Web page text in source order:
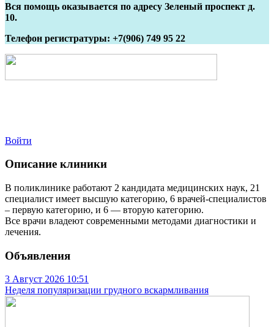
Вся помощь оказывается по адресу Зеленый проспект д.
10.
Телефон регистратуры: +7(906) 749 95 22
Войти
Описание клиники
В поликлинике работают 2 кандидата медицинских наук, 21
специалист имеет высшую категорию, 6 врачей-специалистов
– первую категорию, и 6 — вторую категорию.
Все врачи владеют современными методами диагностики и
лечения.
Объявления
3 Август 2026 10:51
Неделя популяризации грудного вскармливания